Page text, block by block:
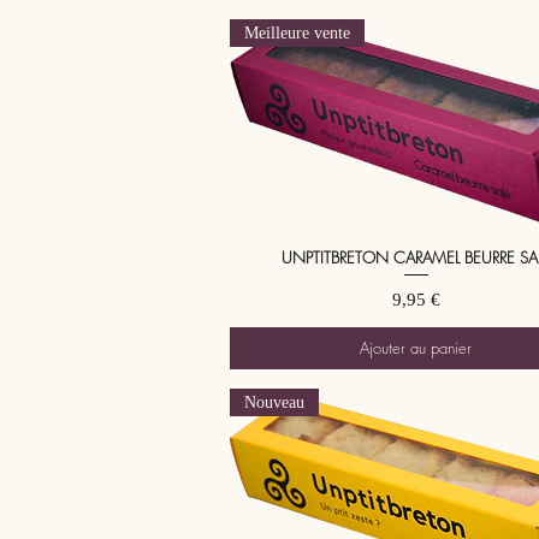
Aperçu rapide
Meilleure vente
UNPTITBRETON CARAMEL BEURRE
Prix
9,95 €
Ajouter au panier
Nouveau